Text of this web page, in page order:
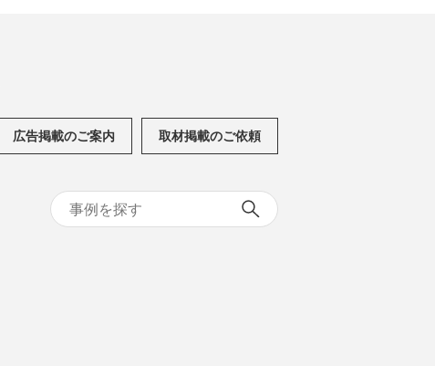
広告掲載のご案内 取材掲載のご依頼